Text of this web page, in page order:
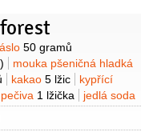
50 gramů
mouka pšeničná hladká
kakao 5 lžic
kypřící
1 lžička
jedlá soda
vejce1 kus
smetana